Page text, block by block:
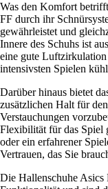
Was den Komfort
FF durch ihr
gewährleistet und
Innere des Schuhs ist
eine gute Luftzirkulation
intensivsten Spielen
Darüber hinaus bietet
zusätzlichen Halt für
Verstauchungen
Flexibilität für das Spiel
oder ein erfahrener
Vertrauen, das Sie
Die Hallenschuhe Asics